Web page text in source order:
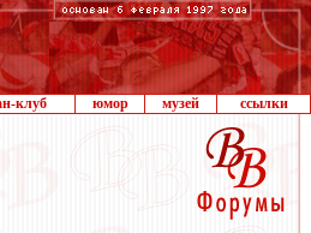
клуб юмор музей ссылки